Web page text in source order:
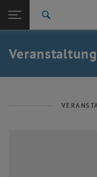
TU Login
Quicklinks
Quicklinks-Menü
Studium
Zurück: Subseiten von
Student